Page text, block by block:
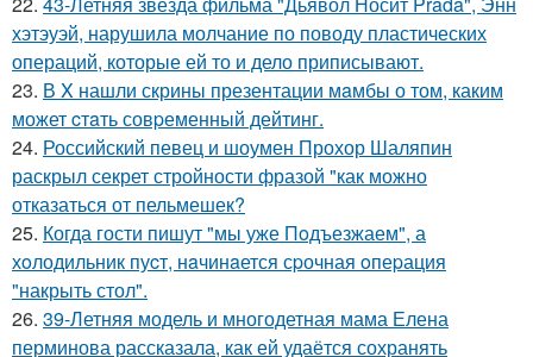
хэтэуэй, нарушила молчание по поводу пластических
операций, которые ей то и дело приписывают.
23. В X нашли скрины презентации мaмбы о том, каким
может cтaть совpеменный дейтинг.
24. Российский певец и шоумен Прохор Шаляпин
раскрыл секрет стройности фразой "как можно
отказаться от пельмешек?
25. Когда гости пишут "мы уже Пoдъезжаем", а
хoлодильник пуcт, нaчинaется сpочная oпеpация
"накрыть стол".
26. 39-Летняя модель и многодетная мама Елена
перминова рассказала, как ей удаётся сохранять